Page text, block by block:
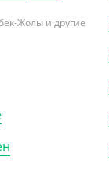
Жолы и другие